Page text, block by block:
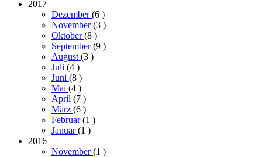
2017
Dezember(6 )
November(3 )
Oktober(8 )
September(9 )
August (3 )
Juli (4 )
Juni (8 )
Mai (4 )
April (7 )
März (6 )
Februar(1 )
Januar(1 )
2016
November(1 )